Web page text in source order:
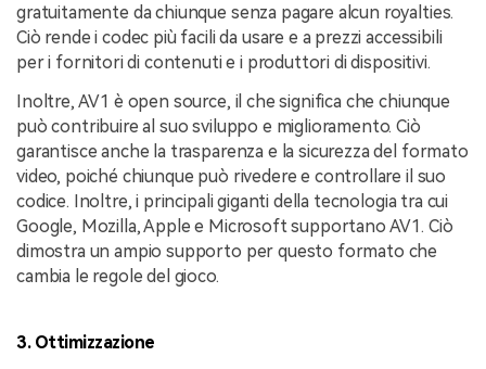
gratuitamente da chiunque senza pagare alcun royalties.
Ciò rende i codec più facili da usare e a prezzi accessibili
per i fornitori di contenuti e i produttori di dispositivi.
Inoltre, AV1 è open source, il che significa che chiunque
può contribuire al suo sviluppo e miglioramento. Ciò
garantisce anche la trasparenza e la sicurezza del formato
video, poiché chiunque può rivedere e controllare il suo
codice. Inoltre, i principali giganti della tecnologia tra cui
Google, Mozilla, Apple e Microsoft supportano AV1. Ciò
dimostra un ampio supporto per questo formato che
cambia le regole del gioco.
3. Ottimizzazione